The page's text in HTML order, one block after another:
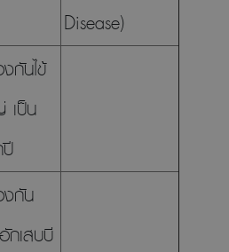
Disease)
กันไข้
เป็น
กัน
กเสบบี